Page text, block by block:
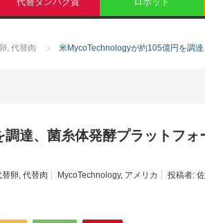
, 代替肉 米MycoTechnologyが約105億円を調
達、菌糸体発酵プラットフォ
卵, 代替肉 MycoTechnology, アメリカ 投稿者: